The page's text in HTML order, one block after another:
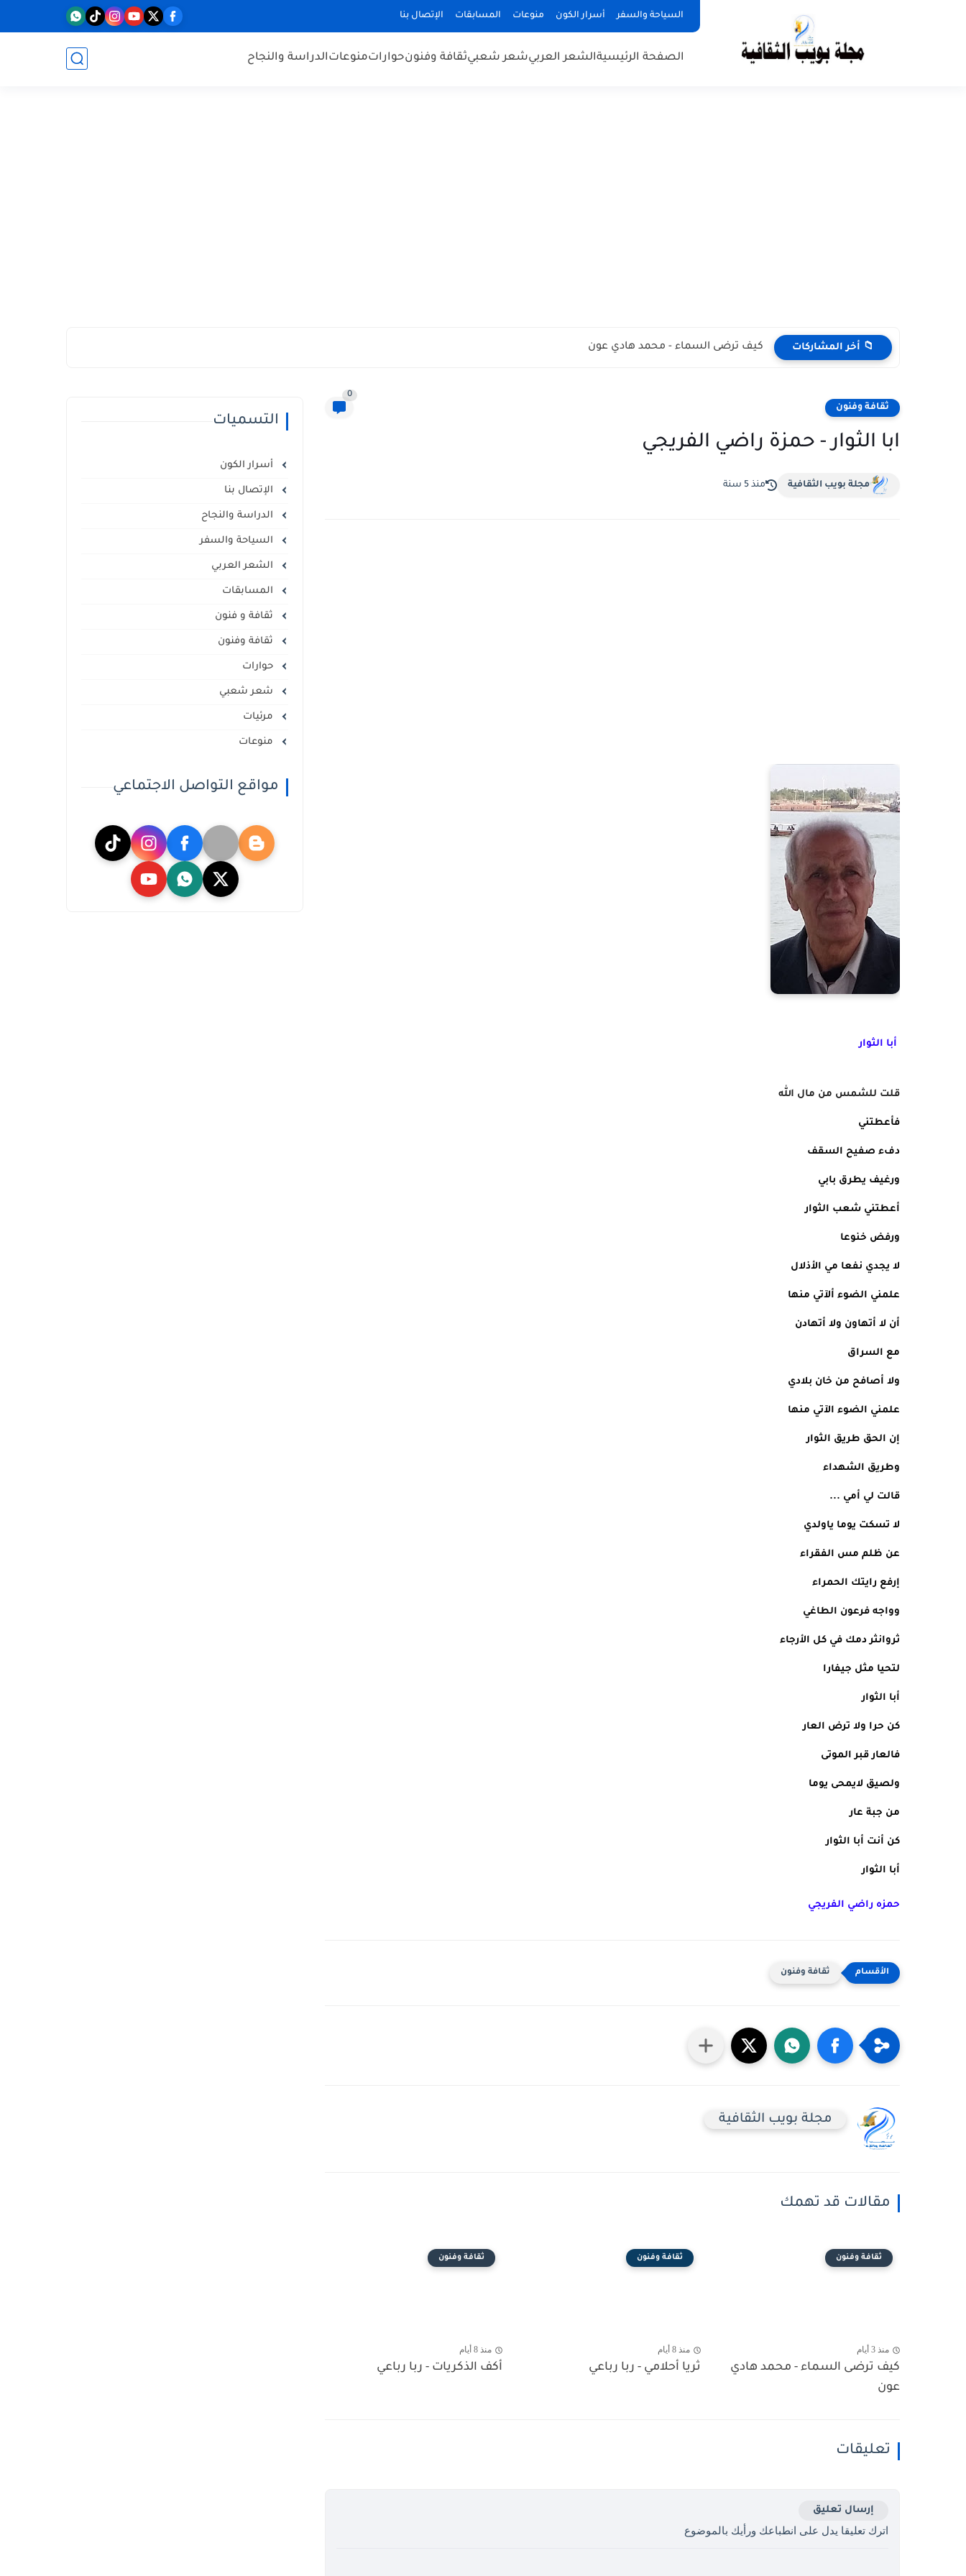
السياحة والسفر أسرار الكون منوعات المسابقات الإتصال بنا
الصفحة الرئيسيةالشعر العربيشعر شعبيثقافة وفنونحواراتمنوعاتالدراسة والنجاح
📁 أخر المشاركات كيف ترضى السماء - محمد هادي عون
ثقافة وفنون
0
ابا الثوار - حمزة راضي الفريجي
مجلة بويب الثقافية منذ 5 سنة
أبا الثوار
قلت للشمس من مال الله
فأعطتني
دفء صفيح السقف
ورغيف يطرق بابي
أعطتني شعب الثوار
ورفض خنوعا
لا يجدي نفعا مي الأذلال
علمني الضوء ألآتي منها
أن لا أتهاون ولا أتهادن
مع السراق
ولا أصافح من خان بلادي
علمني الضوء الآتي منها
إن الحق طريق الثوار
وطريق الشهداء
قالت لي أمي ...
لا تسكت يوما ياولدي
عن ظلم مس الفقراء
إرفع رايتك الحمراء
وواجه فرعون الطاغي
ثروانثر دمك في كل الأرجاء
لتحيا مثل جيفارا
أبا الثوار
كن حرا ولا ترض العار
فالعار قبر الموتى
ولصيق لايمحى يوما
من جبة عار
كن أنت أبا الثوار
أبا الثوار
حمزه راضي الفريجي
ثقافة وفنون
مجلة بويب الثقافية
مقالات قد تهمك
ثقافة وفنون
منذ 3 أيام
كيف ترضى السماء - محمد هادي
عون
ثقافة وفنون
منذ 8 أيام
ثريا أحلامي - ربا رباعي
ثقافة وفنون
منذ 8 أيام
أكف الذكريات - ربا رباعي
تعليقات
إرسال تعليق
اترك تعليقا يدل على انطباعك ورأيك بالموضوع
التسميات
أسرار الكون
الإتصال بنا
الدراسة والنجاح
السياحة والسفر
الشعر العربي
المسابقات
ثقافة و فنون
ثقافة وفنون
حوارات
شعر شعبي
مرئيات
منوعات
مواقع التواصل الاجتماعي